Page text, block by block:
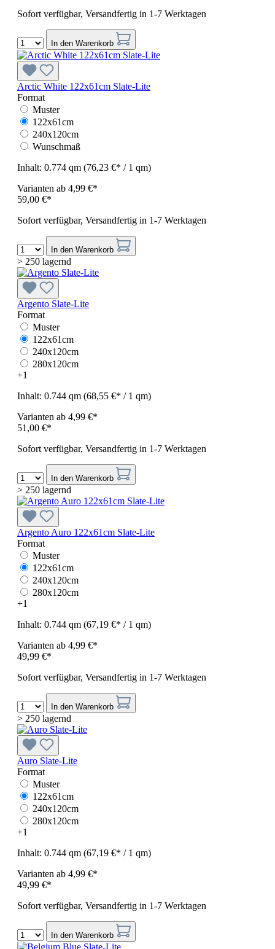
Sofort verfügbar, Versandfertig in 1-7 Werktagen
In den Warenkorb
Arctic White 122x61cm Slate-Lite
Format
Muster
122x61cm
240x120cm
Wunschmaß
Inhalt: 0.774 qm (76,23 €* / 1 qm)
Varianten ab 4,99 €*
59,00 €*
Sofort verfügbar, Versandfertig in 1-7 Werktagen
In den Warenkorb
> 250 lagernd
Argento Slate-Lite
Format
Muster
122x61cm
240x120cm
280x120cm
+1
Inhalt: 0.744 qm (68,55 €* / 1 qm)
Varianten ab 4,99 €*
51,00 €*
Sofort verfügbar, Versandfertig in 1-7 Werktagen
In den Warenkorb
> 250 lagernd
Argento Auro 122x61cm Slate-Lite
Format
Muster
122x61cm
240x120cm
280x120cm
+1
Inhalt: 0.744 qm (67,19 €* / 1 qm)
Varianten ab 4,99 €*
49,99 €*
Sofort verfügbar, Versandfertig in 1-7 Werktagen
In den Warenkorb
> 250 lagernd
Auro Slate-Lite
Format
Muster
122x61cm
240x120cm
280x120cm
+1
Inhalt: 0.744 qm (67,19 €* / 1 qm)
Varianten ab 4,99 €*
49,99 €*
Sofort verfügbar, Versandfertig in 1-7 Werktagen
In den Warenkorb